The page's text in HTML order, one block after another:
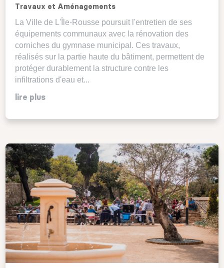
Travaux et Aménagements
La Ville de L'Île-Rousse poursuit l'entretien de ses
équipements communaux avec la rénovation des
corniches du gymnase municipal. Ces travaux,
réalisés sur la partie haute du bâtiment, permettent de
protéger durablement la structure contre les
infiltrations d'eau et...
lire plus